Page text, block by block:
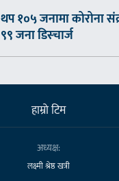
थप १०५ जनामा कोरोना
९९ जना डिस्चार्ज
हाम्राे टिम
अध्यक्ष:
लक्ष्मी श्रेष्ठ खत्री